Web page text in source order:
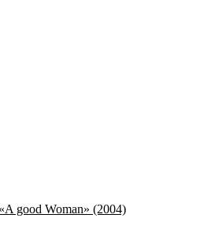
good Woman» (2004)